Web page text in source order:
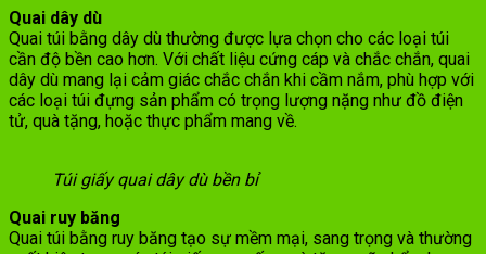
Quai dây dù
Quai túi bằng dây dù thường được lựa chọn cho các loại túi
cần độ bền cao hơn. Với chất liệu cứng cáp và chắc chắn, quai
dây dù mang lại cảm giác chắc chắn khi cầm nắm, phù hợp với
các loại túi đựng sản phẩm có trọng lượng nặng như đồ điện
tử, quà tặng, hoặc thực phẩm mang về.
Túi giấy quai dây dù bền bỉ
Quai ruy băng
Quai túi bằng ruy băng tạo sự mềm mại, sang trọng và thường